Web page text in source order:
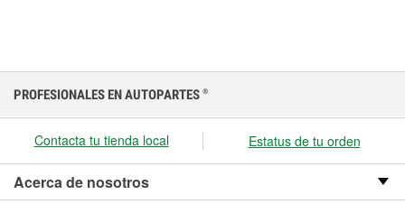
PROFESIONALES EN AUTOPARTES ®
Contacta tu tienda local Estatus de tu orden
Acerca de nosotros